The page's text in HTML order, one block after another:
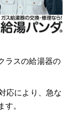
ラスの給湯器の
応により、急な
す。